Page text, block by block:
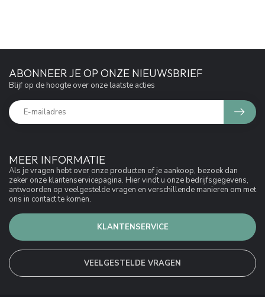
MEER INFORMATIE
Als je vragen hebt over onze producten of je aankoop, bezoek dan
zeker onze klantenservicepagina. Hier vindt u onze bedrijfsgegevens,
antwoorden op veelgestelde vragen en verschillende manieren om met
ons in contact te komen.
KLANTENSERVICE
VEELGESTELDE VRAGEN
ABONNEER JE OP ONZE NIEUWSBRIEF
Blijf op de hoogte over onze laatste acties